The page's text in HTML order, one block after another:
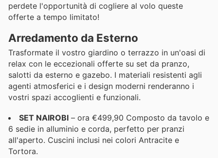
perdete l'opportunità di cogliere al volo queste
offerte a tempo limitato!
Arredamento da Esterno
Trasformate il vostro giardino o terrazzo in un'oasi di
relax con le eccezionali offerte su set da pranzo,
salotti da esterno e gazebo. I materiali resistenti agli
agenti atmosferici e i design moderni renderanno i
vostri spazi accoglienti e funzionali.
SET NAIROBI – ora €499,90 Composto da tavolo e
6 sedie in alluminio e corda, perfetto per pranzi
all'aperto. Cuscini inclusi nei colori Antracite e
Tortora.